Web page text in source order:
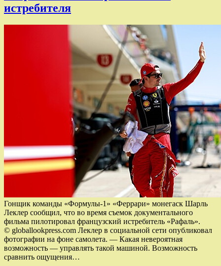
истребителя
Гонщик команды «Формулы‑1» «Феррари» монегаск Шарль
Леклер сообщил, что во время съемок документального
фильма пилотировал французский истребитель «Рафаль».
© globallookpress.com Леклер в социальной сети опубликовал
фотографии на фоне самолета. — Какая невероятная
возможность — управлять такой ​​машиной. Возможность
сравнить ощущения…